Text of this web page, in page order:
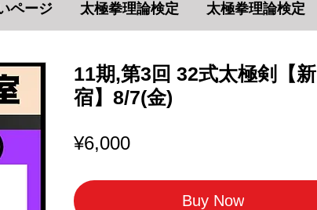
ページ 太極拳理論検定 太極拳理論検定
11期,第3回 32式太極剣【新
宿】8/7(金)
¥6,000Price
Buy Now